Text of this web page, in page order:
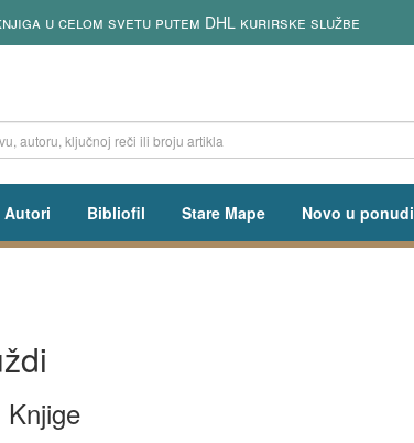
u celom svetu putem DHL kurirske službe
Autori Bibliofil Stare Mape Novo u ponudi